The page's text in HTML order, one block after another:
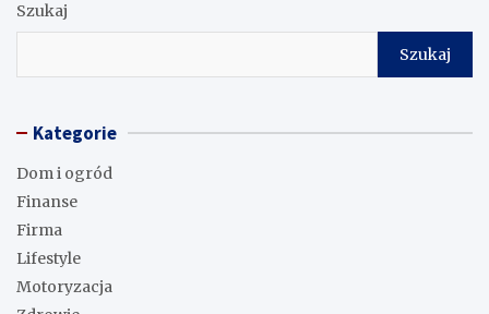
Szukaj
Szukaj
Kategorie
Dom i ogród
Finanse
Firma
Lifestyle
Motoryzacja